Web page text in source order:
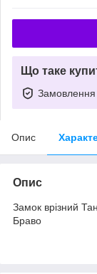
Що таке
Замовлення
Опис
Опис
Замок врізний
Браво